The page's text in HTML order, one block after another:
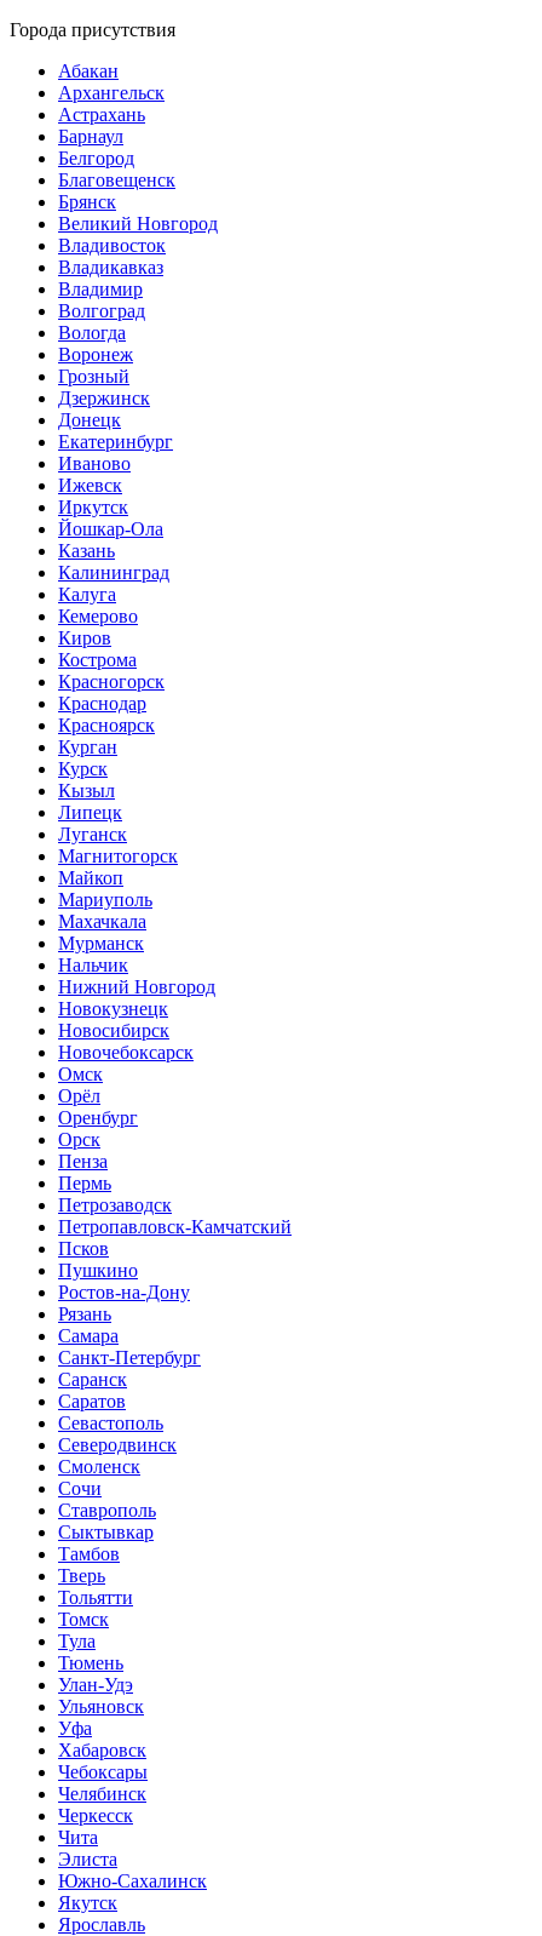
Города присутствия
Абакан
Архангельск
Астрахань
Барнаул
Белгород
Благовещенск
Брянск
Великий Новгород
Владивосток
Владикавказ
Владимир
Волгоград
Вологда
Воронеж
Грозный
Дзержинск
Донецк
Екатеринбург
Иваново
Ижевск
Иркутск
Йошкар-Ола
Казань
Калининград
Калуга
Кемерово
Киров
Кострома
Красногорск
Краснодар
Красноярск
Курган
Курск
Кызыл
Липецк
Луганск
Магнитогорск
Майкоп
Мариуполь
Махачкала
Мурманск
Нальчик
Нижний Новгород
Новокузнецк
Новосибирск
Новочебоксарск
Омск
Орёл
Оренбург
Орск
Пенза
Пермь
Петрозаводск
Петропавловск-Камчатский
Псков
Пушкино
Ростов-на-Дону
Рязань
Самара
Санкт-Петербург
Саранск
Саратов
Севастополь
Северодвинск
Смоленск
Сочи
Ставрополь
Сыктывкар
Тамбов
Тверь
Тольятти
Томск
Тула
Тюмень
Улан-Удэ
Ульяновск
Уфа
Хабаровск
Чебоксары
Челябинск
Черкесск
Чита
Элиста
Южно-Сахалинск
Якутск
Ярославль